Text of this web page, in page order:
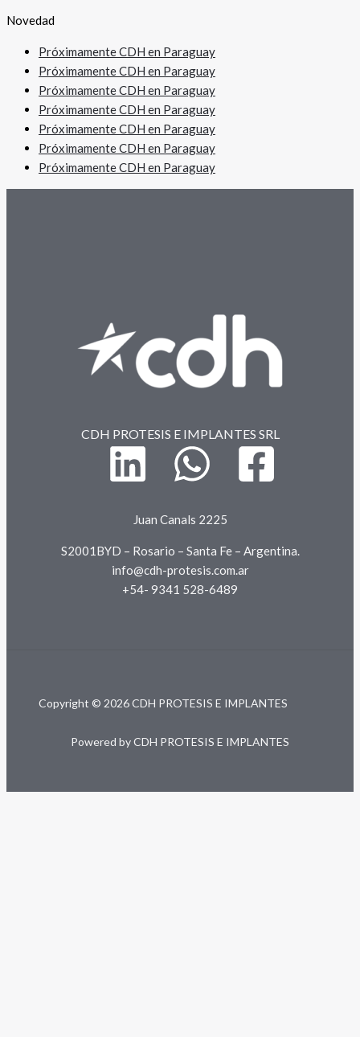
Novedad
Próximamente CDH en Paraguay
Próximamente CDH en Paraguay
Próximamente CDH en Paraguay
Próximamente CDH en Paraguay
Próximamente CDH en Paraguay
Próximamente CDH en Paraguay
Próximamente CDH en Paraguay
CDH PROTESIS E IMPLANTES SRL
Juan Canals 2225
S2001BYD – Rosario – Santa Fe – Argentina.
info@cdh-protesis.com.ar
+54- 9341 528-6489
Copyright © 2026 CDH PROTESIS E IMPLANTES
Powered by CDH PROTESIS E IMPLANTES